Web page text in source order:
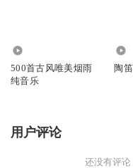
500首古风唯美烟雨
纯音乐
陶
用户评论
还没有评论